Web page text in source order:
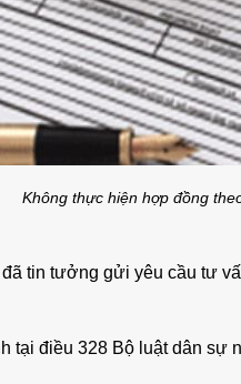
Không thực hiện hợp đồng
tin tưởng gửi yêu cầu tư
tại điều 328 Bộ luật dân sự
Nhà Quận 9 Căn Góc
Suốt Làm Văn Phòng
triệu/tháng
Suốt